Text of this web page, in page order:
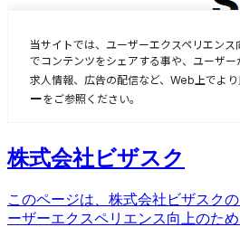
株式会社ビザスク
このページは、株式会社ビザスク
ーザーエクスペリエンス向上のた